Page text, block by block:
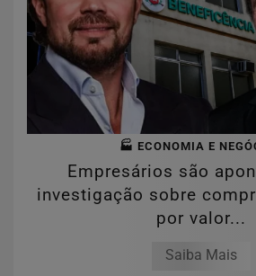
🏭 ECONOMIA E
Empresários são
investigação sobre
por valor...
Saiba Mais